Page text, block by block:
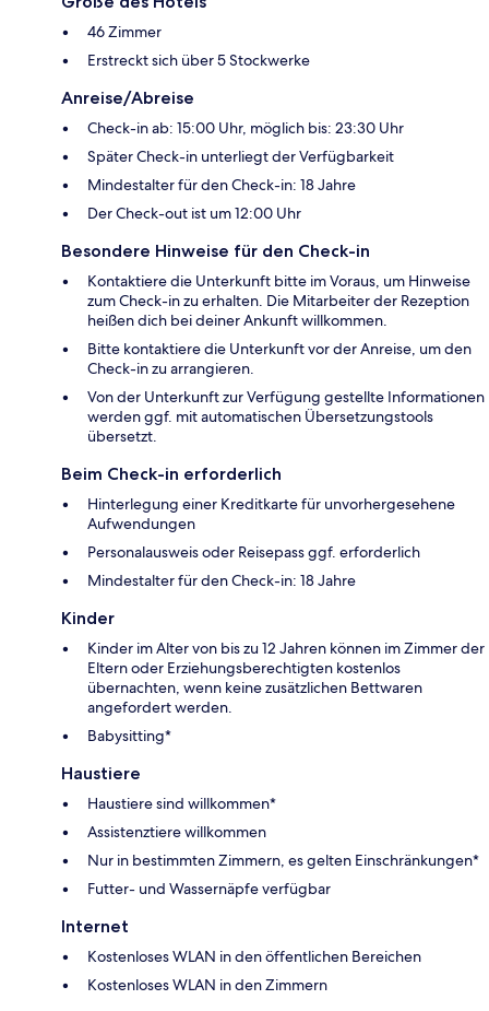
46 Zimmer
Erstreckt sich über 5 Stockwerke
Anreise/Abreise
Check-in ab: 15:00 Uhr, möglich bis: 23:30 Uhr
Später Check-in unterliegt der Verfügbarkeit
Mindestalter für den Check-in: 18 Jahre
Der Check-out ist um 12:00 Uhr
Besondere Hinweise für den Check-in
Kontaktiere die Unterkunft bitte im Voraus, um Hinweise
zum Check-in zu erhalten. Die Mitarbeiter der Rezeption
heißen dich bei deiner Ankunft willkommen.
Bitte kontaktiere die Unterkunft vor der Anreise, um den
Check-in zu arrangieren.
Von der Unterkunft zur Verfügung gestellte Informationen
werden ggf. mit automatischen Übersetzungstools
übersetzt.
Beim Check-in erforderlich
Hinterlegung einer Kreditkarte für unvorhergesehene
Aufwendungen
Personalausweis oder Reisepass ggf. erforderlich
Mindestalter für den Check-in: 18 Jahre
Kinder
Kinder im Alter von bis zu 12 Jahren können im Zimmer der
Eltern oder Erziehungsberechtigten kostenlos
übernachten, wenn keine zusätzlichen Bettwaren
angefordert werden.
Babysitting*
Haustiere
Haustiere sind willkommen*
Assistenztiere willkommen
Nur in bestimmten Zimmern, es gelten Einschränkungen*
Futter- und Wassernäpfe verfügbar
Internet
Kostenloses WLAN in den öffentlichen Bereichen
Kostenloses WLAN in den Zimmern